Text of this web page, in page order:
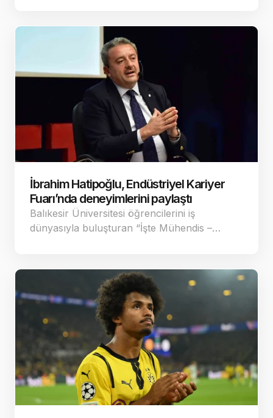
İbrahim Hatipoğlu, Endüstriyel Kariyer
Fuarı’nda deneyimlerini paylaştı
Balıkesir Üniversitesi öğrencilerini iş
dünyasıyla buluşturan “İşte Mühendis –…